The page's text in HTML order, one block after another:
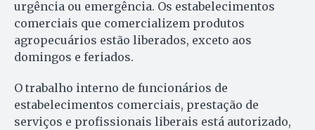
urgência ou emergência. Os estabelecimentos
comerciais que comercializem produtos
agropecuários estão liberados, exceto aos
domingos e feriados.
O trabalho interno de funcionários de
estabelecimentos comerciais, prestação de
serviços e profissionais liberais está autorizado,